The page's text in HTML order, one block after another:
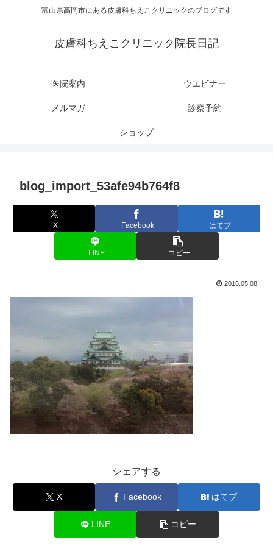
富山県高岡市にある皮膚科ちえこクリニックのブログです
皮膚科ちえこクリニック院長日記
医院案内 ウエビナー
メルマガ 診察予約
ショップ
blog_import_53afe94b764f8
X Facebook はてブ
LINE コピー
2016.05.08
シェアする
X Facebook はてブ
LINE コピー